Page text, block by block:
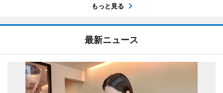
もっと見る
最新ニュース